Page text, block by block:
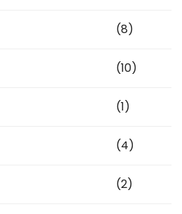
(8)
(10)
(1)
(4)
(2)